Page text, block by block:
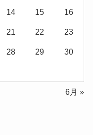
14 15 16
21 22 23
28 29 30
6月 »